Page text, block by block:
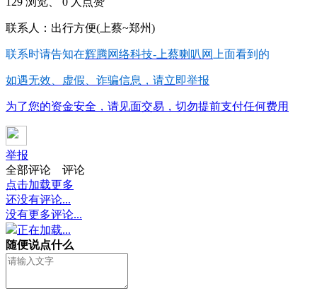
联系人：出行方便(上蔡~郑州)
联系时请告知在辉腾网络科技-上蔡喇叭网 上面看到的
如遇无效、虚假、诈骗信息，请立即举报
为了您的资金安全，请见面交易，切勿提前支付任何费用
举报
全部评论
评论
点击加载更多
还没有评论...
没有更多评论...
正在加载...
随便说点什么